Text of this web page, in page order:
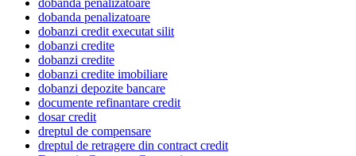
dobanda penalizatoare
dobanda penalizatoare
dobanzi credit executat silit
dobanzi credite
dobanzi credite
dobanzi credite imobiliare
dobanzi depozite bancare
documente refinantare credit
dosar credit
dreptul de compensare
dreptul de retragere din contract credit